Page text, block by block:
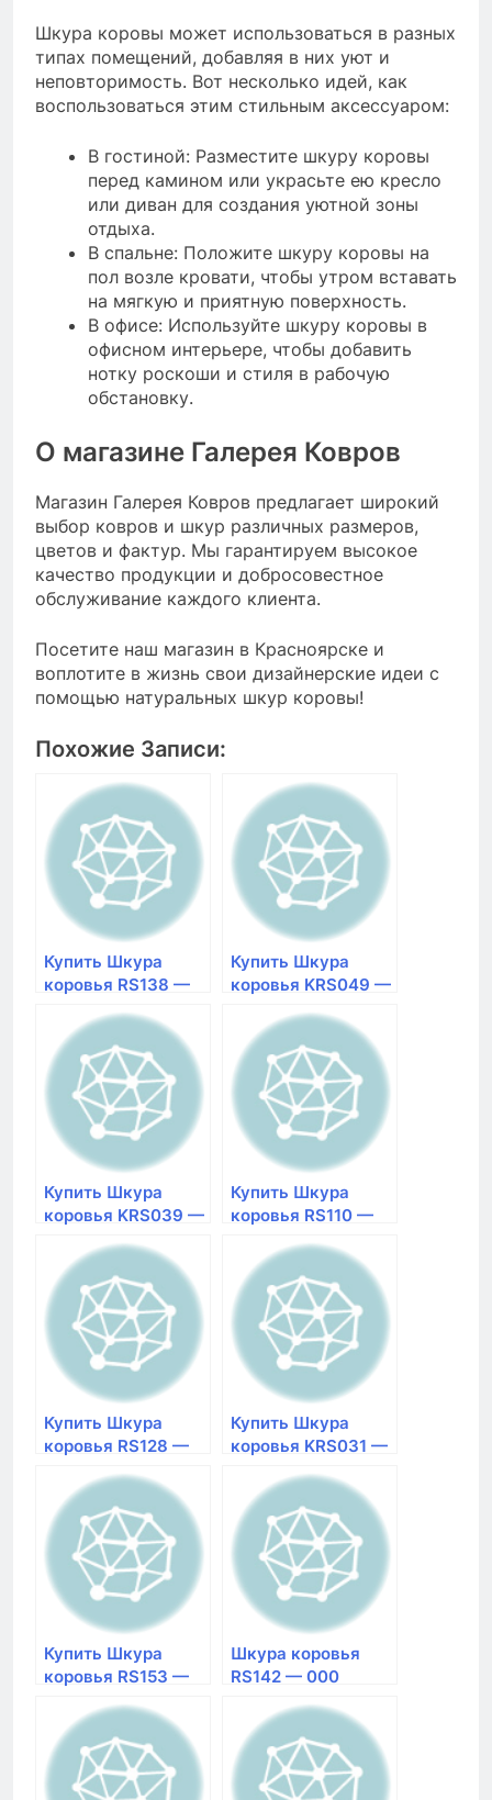
Шкура коровы может использоваться в разных
типах помещений, добавляя в них уют и
неповторимость. Вот несколько идей, как
воспользоваться этим стильным аксессуаром:
В гостиной: Разместите шкуру коровы
перед камином или украсьте ею кресло
или диван для создания уютной зоны
отдыха.
В спальне: Положите шкуру коровы на
пол возле кровати, чтобы утром вставать
на мягкую и приятную поверхность.
В офисе: Используйте шкуру коровы в
офисном интерьере, чтобы добавить
нотку роскоши и стиля в рабочую
обстановку.
О магазине Галерея Ковров
Магазин Галерея Ковров предлагает широкий
выбор ковров и шкур различных размеров,
цветов и фактур. Мы гарантируем высокое
качество продукции и добросовестное
обслуживание каждого клиента.
Посетите наш магазин в Красноярске и
воплотите в жизнь свои дизайнерские идеи с
помощью натуральных шкур коровы!
Похожие Записи:
Купить Шкура
коровья RS138 —
магазин Галерея
Ковров в
Красноярске
Размер 1,86×2,15
Купить Шкура
коровья KRS049 —
натуральная |
магазин Галерея
Ковров в
Красноярске
Размер 1,79×2,3
Купить Шкура
коровья KRS039 —
натуральная |
магазин Галерея
Ковров в
Красноярске
Размер 1,57×2,1
Купить Шкура
коровья RS110 —
магазин Галерея
Ковров в
Красноярске
Размер 1,42×2,25
Купить Шкура
коровья RS128 —
магазин Галерея
Ковров в
Красноярске
Размер 1,79×2,25
Купить Шкура
коровья KRS031 —
натуральная |
магазин Галерея
Ковров в
Красноярске
Размер 1,6×2
Купить Шкура
коровья RS153 —
магазин Галерея
Ковров в
Красноярске
Размер 1,92×2
Шкура коровья
RS142 — 000
Размер 1,65×2